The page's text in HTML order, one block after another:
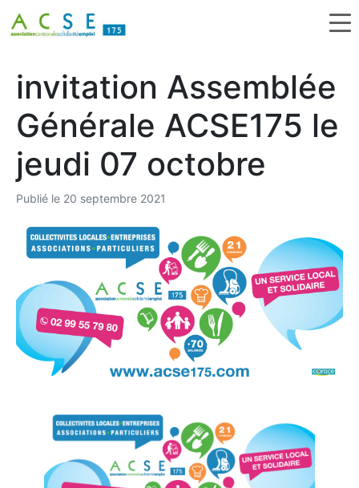
invitation Assemblée
Générale ACSE175 le
jeudi 07 octobre
Publié le 20 septembre 2021